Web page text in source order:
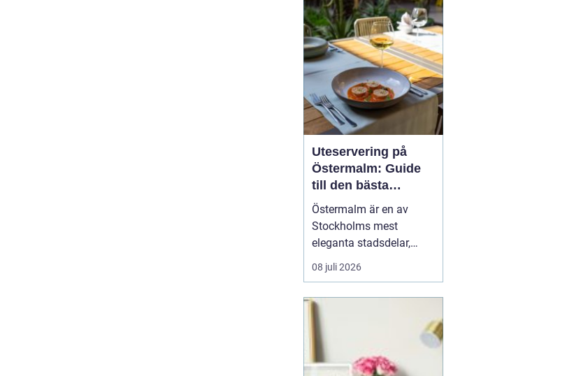
föroreningar. Denna
artikel belyser hur
siltgardiner fungerar...
Uteservering på
Östermalm: Guide
till den bästa
restaurangen på
Östermalm
Östermalm är en av
Stockholms mest
eleganta stadsdelar,
känd för vackra kvarter,
vackra lägenheter och
här finns även ett rikt
utbud av restauranger,
från gourmetkrogar till
avslappnade ...
08 juli 2026